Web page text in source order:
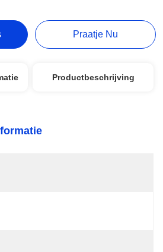
Praatje Nu
Productbeschrijving